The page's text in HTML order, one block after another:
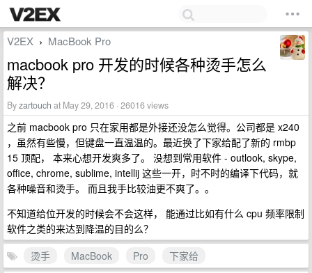
V2EX › MacBook Pro
macbook pro 开发的时候各种烫手怎么
解决？
Byzartouch at May 29, 2016 · 26016 views
之前 macbook pro 只在家用都是外接还没怎么觉得。公司都是 x240
，虽然有些慢，但键盘一直温温的。最近换了下家给配了新的 rmbp
15 顶配， 本来心想开发爽多了。 没想到常用软件 - outlook, skype,
office, chrome, sublime, intellij 这些一开，时不时的编译下代码，就
各种噪音和烫手。 而且我手比较油更不爽了。。
不知道给位开发的时候会不会这样， 能通过比如有什么 cpu 频率限制
软件之类的来达到降温的目的么？
烫手
MacBook Pro
下家给